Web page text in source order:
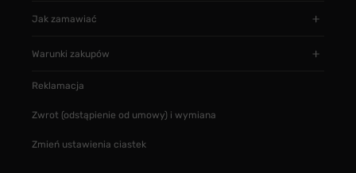
Jak zamawiać
Warunki zakupów
Reklamacja
Zwrot (odstąpienie od umowy) i wymiana
Zmień ustawienia ciastek